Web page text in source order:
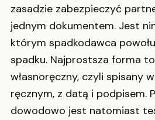
zasadzie zabezpieczyć
jednym dokumentem. Jest
którym spadkodawca
spadku. Najprostsza forma
własnoręczny, czyli spisany
ręcznym, z datą i podpisem.
dowodowo jest natomiast